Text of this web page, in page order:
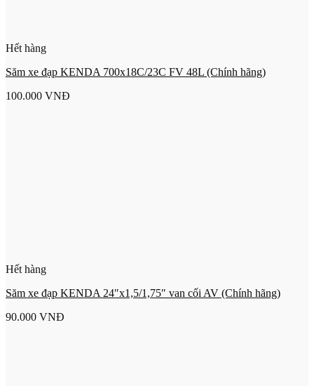
Hết hàng
Săm xe đạp KENDA 700x18C/23C FV 48L (Chính hãng)
100.000 VNĐ
Hết hàng
Săm xe đạp KENDA 24″x1,5/1,75″ van cối AV (Chính hãng)
90.000 VNĐ